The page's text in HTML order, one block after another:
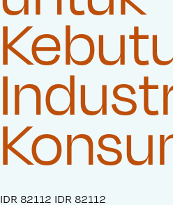
S
IDR 82112 O
IDR 82112